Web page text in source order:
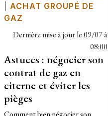
ACHAT GROUPÉ DE
GAZ
Dernière mise à jour le09/07 à
08:00
Astuces : négocier son
contrat de gaz en
citerne et éviter les
pièges